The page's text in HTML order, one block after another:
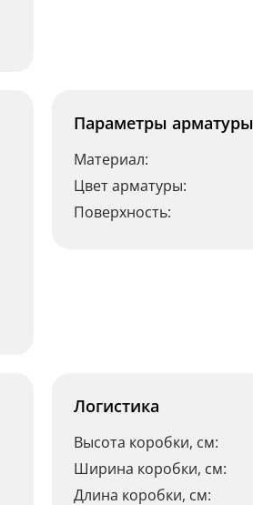
Параметры арматуры
Материал:
Цвет арматуры:
Поверхность:
Логистика
Высота коробки, см:
Ширина коробки, см:
Длина коробки, см: